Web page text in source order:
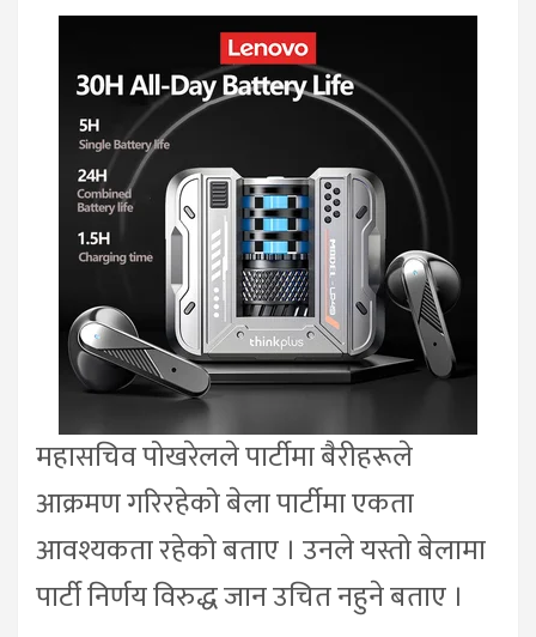
महासचिव पोखरेलले पार्टीमा बैरीहरूले
आक्रमण गरिरहेको बेला पार्टीमा एकता
आवश्यकता रहेको बताए । उनले यस्तो बेलामा
पार्टी निर्णय विरुद्ध जान उचित नहुने बताए ।